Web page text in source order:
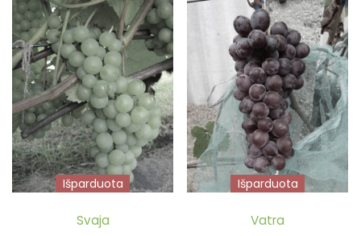
Išparduota
Svaja
Išparduota
Vatra